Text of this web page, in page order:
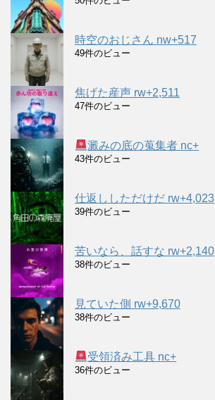
時空のおじさん nw+517
49件のビュー
焦げた産声 rw+2,511
47件のビュー
澱みの底の蒐集者 nc+
43件のビュー
仕返ししただけだ rw+4,023
39件のビュー
苦いなら、話すな rw+2,140
38件のビュー
見ていた側 rw+9,670
38件のビュー
受領済み工具 nc+
36件のビュー